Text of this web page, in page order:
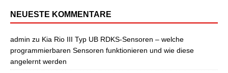
NEUESTE KOMMENTARE
admin zu Kia Rio III Typ UB RDKS-Sensoren – welche
programmierbaren Sensoren funktionieren und wie diese
angelernt werden